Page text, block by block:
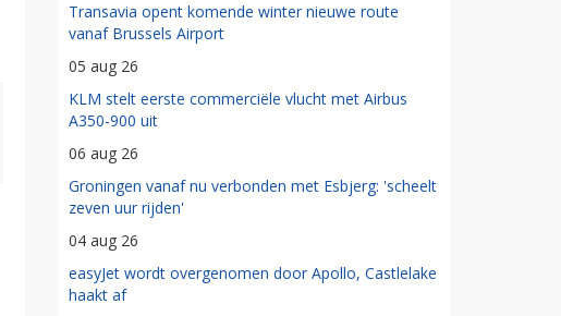
Transavia opent komende winter nieuwe route
vanaf Brussels Airport
05 aug 26
KLM stelt eerste commerciële vlucht met Airbus
A350-900 uit
06 aug 26
Groningen vanaf nu verbonden met Esbjerg: 'scheelt
zeven uur rijden'
04 aug 26
easyJet wordt overgenomen door Apollo, Castlelake
haakt af